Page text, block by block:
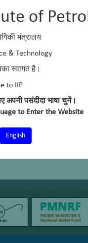
of
मंत्रालय
& Technology
स्वागत है।
to IIP
पसंदीदा भाषा चुनें।
to Enter the Website
English